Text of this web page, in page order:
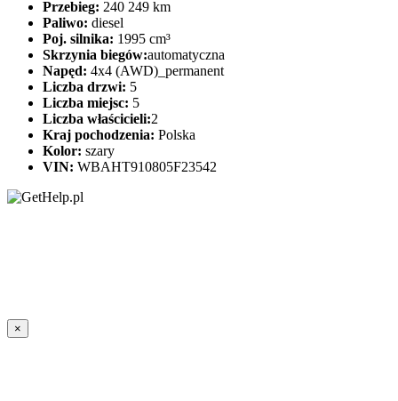
Przebieg: 240 249 km
Paliwo: diesel
Poj. silnika: 1995 cm³
Skrzynia biegów:automatyczna
Napęd: 4x4 (AWD)_permanent
Liczba drzwi: 5
Liczba miejsc: 5
Liczba właścicieli:2
Kraj pochodzenia: Polska
Kolor: szary
VIN: WBAHT910805F23542
×